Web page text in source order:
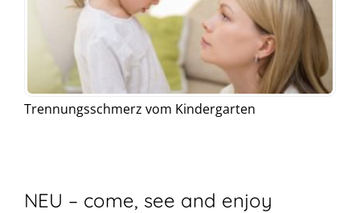
Trennungsschmerz vom Kindergarten
NEU – come, see and enjoy